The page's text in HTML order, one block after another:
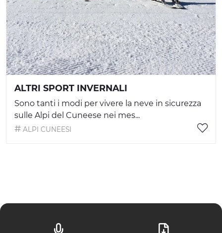
ALTRI SPORT INVERNALI
Sono tanti i modi per vivere la neve in sicurezza
sulle Alpi del Cuneese nei mes...
ALPI CUNEESI